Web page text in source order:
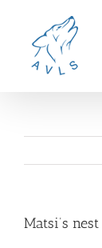
Matsi’s nest